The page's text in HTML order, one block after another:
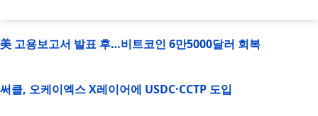
美 고용보고서 발표 후…비트코인 6만5000달러 회복
써클, 오케이엑스 X레이어에 USDC·CCTP 도입